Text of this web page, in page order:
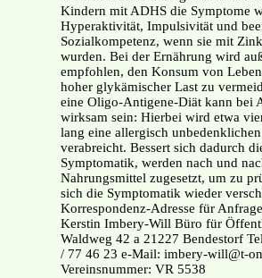
Kindern mit ADHS die Symptome
Hyperaktivität, Impulsivität und
Sozialkompetenz, wenn sie mit
wurden. Bei der Ernährung wird
empfohlen, den Konsum von
hoher glykämischer Last zu
eine Oligo-Antigene-Diät kann bei
wirksam sein: Hierbei wird etwa
lang eine allergisch
verabreicht. Bessert sich dadurch
Symptomatik, werden nach und
Nahrungsmittel zugesetzt, um zu
sich die Symptomatik wieder
Korrespondenz-Adresse für
Kerstin Imbery-Will Büro für
Waldweg 42 a 21227 Bendestorf
/ 77 46 23 e-Mail: imbery-will@t-
Vereinsnummer: VR 5538